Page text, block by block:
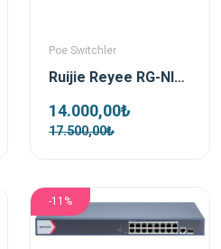
Poe Switchler
Ruijie Reyee RG-NIS3100-8GT4SFP-HP 8 Port Poe 4xSfp Gigabit Yönetilebilir Endüstriyel PoE Switch
14.000,00₺
17.500,00₺
-11%